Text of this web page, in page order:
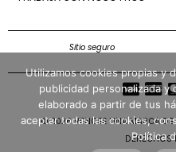
Sitio seguro
© 2026 VENCEE UNA MARCA
DERECHOS
Utilizamos cookies propias y
publicidad personalizada
elaborado a partir de tus
aceptar todas las cookies,
Política